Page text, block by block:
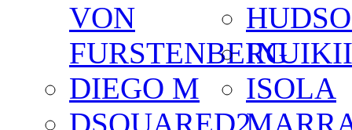
VON
FURSTENBERG
DIEGO M
INUIKII
ISOLA